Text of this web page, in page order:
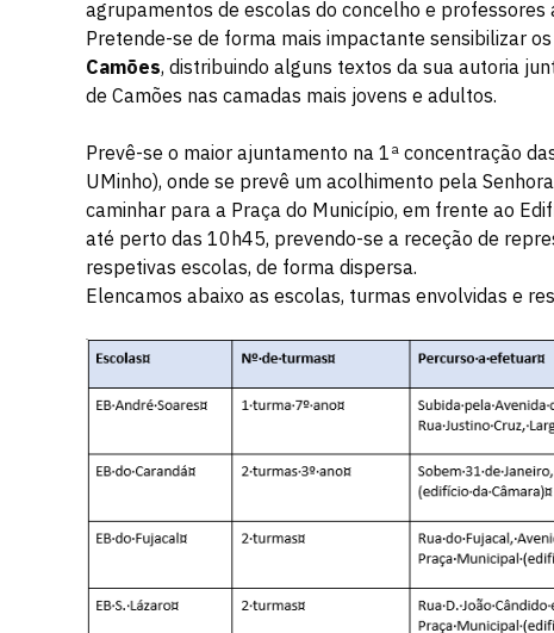
agrupamentos de escolas do concelho e professores
Pretende-se de forma mais impactante sensibilizar
Camões, distribuindo alguns textos da sua autoria
de Camões nas camadas mais jovens e adultos.
Prevê-se o maior ajuntamento na 1ª concentração
UMinho), onde se prevê um acolhimento pela
caminhar para a Praça do Município, em frente ao
até perto das 10h45, prevendo-se a receção de
respetivas escolas, de forma dispersa.
Elencamos abaixo as escolas, turmas envolvidas e